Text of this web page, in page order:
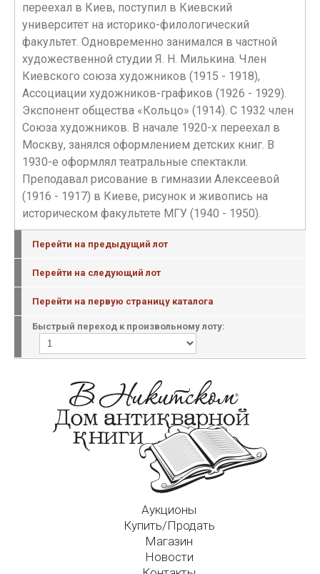
переехал в Киев, поступил в Киевский
университет на историко-филологический
факультет. Одновременно занимался в частной
художественной студии Я. Н. Милькина. Член
Киевского союза художников (1915 - 1918),
Ассоциации художников-графиков (1926 - 1929).
Экспонент общества «Кольцо» (1914). С 1932 член
Союза художников. В начале 1920-х переехал в
Москву, занялся оформлением детских книг. В
1930-е оформлял театральные спектакли.
Преподавал рисование в гимназии Алексеевой
(1916 - 1917) в Киеве, рисунок и живопись на
историческом факультете МГУ (1940 - 1950).
Перейти на предыдущий лот
Перейти на следующий лот
Перейти на первую страницу каталога
Быстрый переход к произвольному лоту:
Аукционы
Купить/Продать
Магазин
Новости